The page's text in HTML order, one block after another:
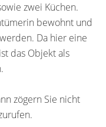
zwei Küchen.
bewohnt und
Da hier eine
das Objekt als
zögern Sie nicht